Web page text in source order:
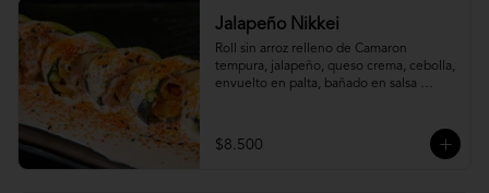
Jalapeño Nikkei
Roll sin arroz relleno de Camaron
tempura, jalapeño, queso crema, cebolla,
envuelto en palta, bañado en salsa
$8.500